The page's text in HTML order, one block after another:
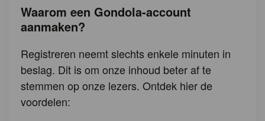
Waarom een Gondola-account
aanmaken?
Registreren neemt slechts enkele minuten in
beslag. Dit is om onze inhoud beter af te
stemmen op onze lezers. Ontdek hier de
voordelen: